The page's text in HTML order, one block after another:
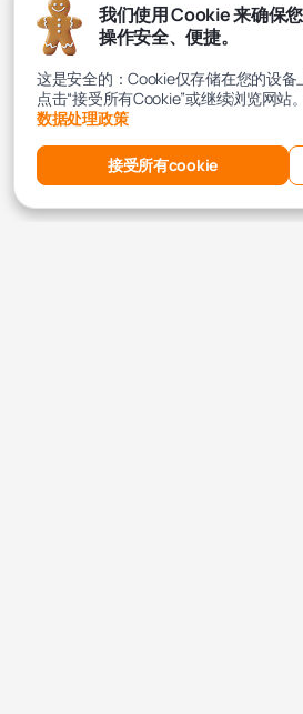
我们使用 Cookie 来确保
操作安全、便捷。
这是安全的：Cookie仅存储在您的设
点击“接受所有Cookie”或继续浏览网站
数据处理政策
接受所有cookie